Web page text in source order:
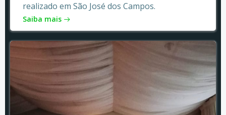
realizado em São José dos Campos.
Saiba mais